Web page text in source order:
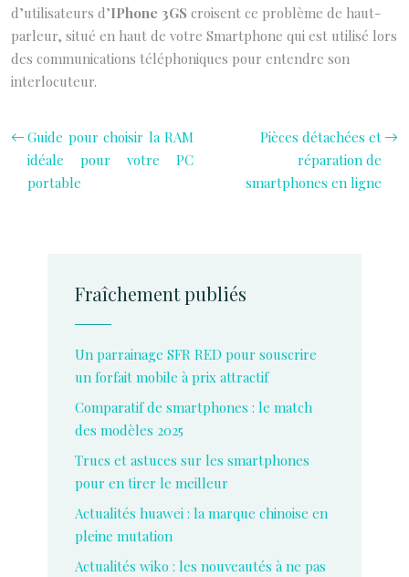
d’utilisateurs d’IPhone 3GS croisent ce problème de haut-
parleur, situé en haut de votre Smartphone qui est utilisé lors
des communications téléphoniques pour entendre son
interlocuteur.
Guide pour choisir la RAM
idéale pour votre PC
portable
Pièces détachées et
réparation de
smartphones en ligne
Fraîchement publiés
Un parrainage SFR RED pour souscrire
un forfait mobile à prix attractif
Comparatif de smartphones : le match
des modèles 2025
Trucs et astuces sur les smartphones
pour en tirer le meilleur
Actualités huawei : la marque chinoise en
pleine mutation
Actualités wiko : les nouveautés à ne pas